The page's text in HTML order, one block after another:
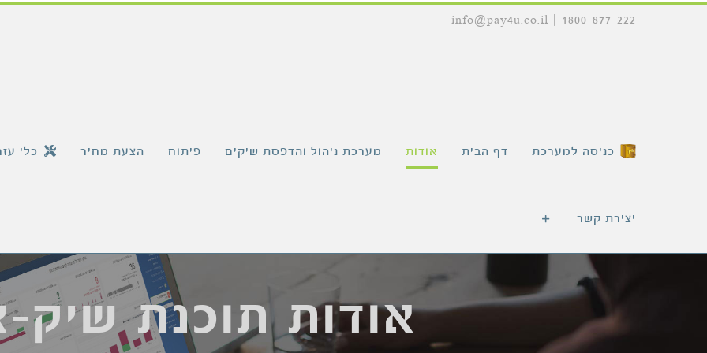
1800-877-222
info@pay4u.co.il
כניסה למערכת דף הבית אודות מערכת ניהול והדפסת שיקים פיתוח הצעת מחיר כלי
יצירת קשר
אודות תוכנת